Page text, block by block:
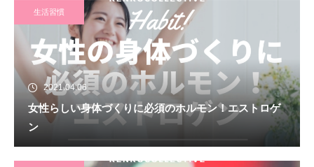
生活習慣
2021.04.06
女性らしい身体づくりに必須のホルモン！エストロゲ
ン